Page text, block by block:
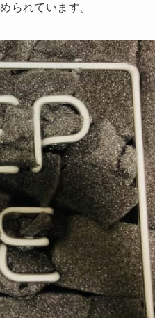
られています。